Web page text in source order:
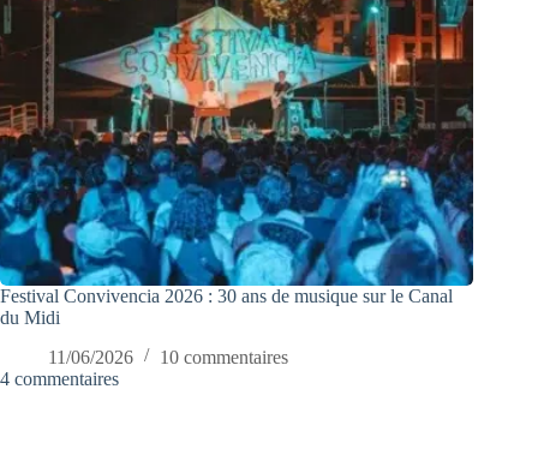
Festival Convivencia 2026 : 30 ans de musique sur le Canal
du Midi
11/06/2026
10 commentaires
4 commentaires